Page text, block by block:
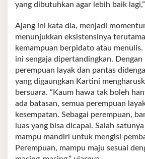
yang dibutuhkan agar lebih baik
Ajang ini kata dia, menjadi
menunjukkan eksistensinya
kemampuan berpidato atau
ini sengaja dipertandingkan. Dengan
perempuan layak dan pantas
yang digaungkan Kartini
bersuara. “Kaum hawa tak boleh
ada batasan, semua perempuan
kesempatan. Sebagai perempuan,
luas yang bisa dicapai. Salah
mampu mandiri untuk mengisi
Perempuan, mampu maju sesuai